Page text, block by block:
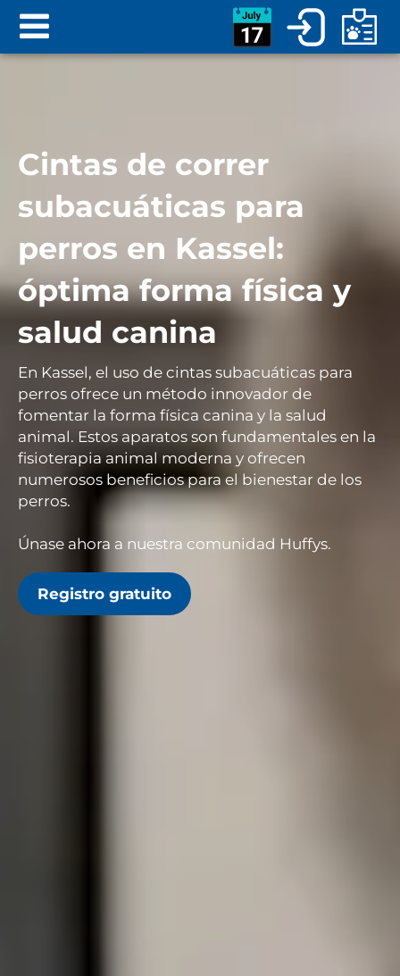
Cintas de correr
subacuáticas para
perros en Kassel:
óptima forma física y
salud canina
En Kassel, el uso de cintas subacuáticas para
perros ofrece un método innovador de
fomentar la forma física canina y la salud
animal. Estos aparatos son fundamentales en la
fisioterapia animal moderna y ofrecen
numerosos beneficios para el bienestar de los
perros.
Únase ahora a nuestra comunidad Huffys.
Registro gratuito